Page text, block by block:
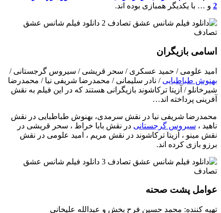
2 و … با یکدیگر همبازی بوده اند.
اسامی بازیگران
امید علومى / حمید عسکری / سحر قریشی / سیروس گرجستانى /
بهنوش طباطبایی / نادر سلیمانى / محمدرضا شریفى نیا / محمدرضا
شیرخانلو / آزیتا ترکاشوند بازیگرانی هستند که در این فیلم به نقش
آفرینی پرداخته اند…
محمدرضا شریفی نیا در نقش سرمدی، بهنوش طباطبایی در نقش
ناهید ، سیروس گرجستانی در نقش بابا خراط ، سحر قریشی در
نقش مینو ، آزیتا ترکاشوند در نقش مریم ، امید علومی در نقش
برزو بازی کرده اند.
عوامل پشت صحنه
تهیه کننده: محمد حسین فرح بخش و عبدالله علیخانی